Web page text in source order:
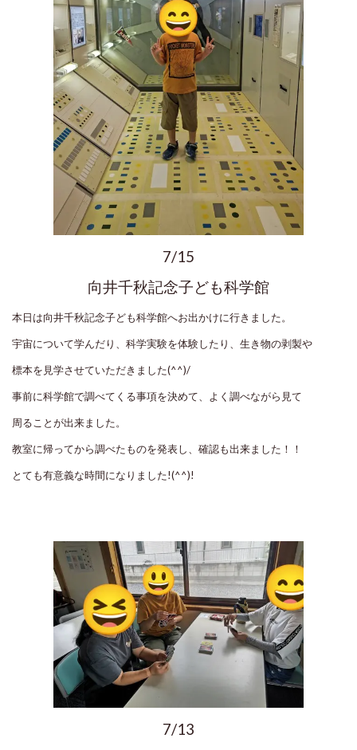
7/15
向井千秋記念子ども科学館
本日は向井千秋記念子ども科学館へお出かけに行きました。
宇宙について学んだり、科学実験を体験したり、生き物の剥製や
標本を見学させていただきました(^^)/
事前に科学館で調べてくる事項を決めて、よく調べながら見て
周ることが出来ました。
教室に帰ってから調べたものを発表し、確認も出来ました！！
とても有意義な時間になりました!(^^)!
7/13